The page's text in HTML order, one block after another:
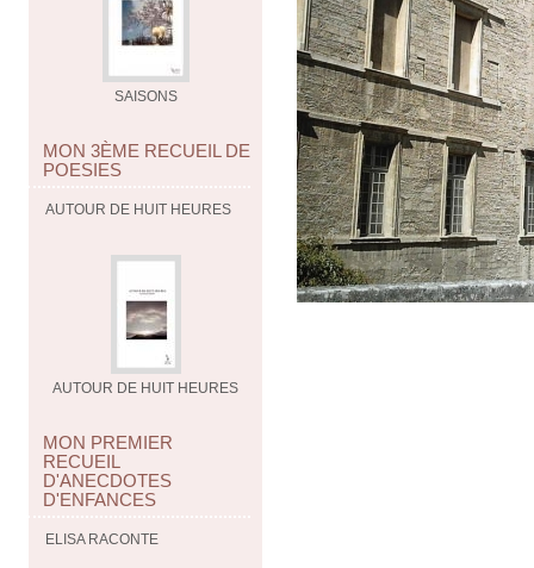
SAISONS
MON 3ÈME RECUEIL DE
POESIES
AUTOUR DE HUIT HEURES
AUTOUR DE HUIT HEURES
MON PREMIER
RECUEIL
D'ANECDOTES
D'ENFANCES
ELISA RACONTE